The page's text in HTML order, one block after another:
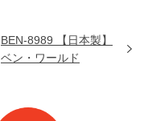
BEN-8989 【日本製】
ベン・ワールド